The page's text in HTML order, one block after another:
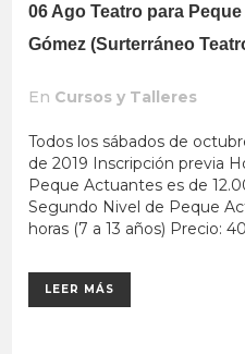
06 Ago Teatro para
Gómez (Surterráneo
En Cursos y Talleres
Todos los sábados de
de 2019 Inscripción previa
Peque Actuantes es de
Segundo Nivel de Peque
horas (7 a 13 años) Precio:
LEER MÁS